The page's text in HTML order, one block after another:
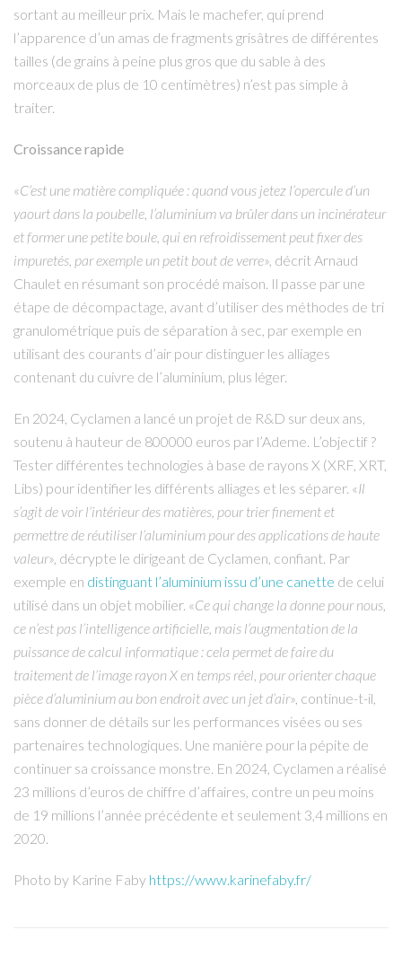
sortant au meilleur prix. Mais le machefer, qui prend
l’apparence d’un amas de fragments grisâtres de différentes
tailles (de grains à peine plus gros que du sable à des
morceaux de plus de 10 centimètres) n’est pas simple à
traiter.
Croissance rapide
«C’est une matière compliquée : quand vous jetez l’opercule d’un
yaourt dans la poubelle, l’aluminium va brûler dans un incinérateur
et former une petite boule, qui en refroidissement peut fixer des
impuretés, par exemple un petit bout de verre», décrit Arnaud
Chaulet en résumant son procédé maison. Il passe par une
étape de décompactage, avant d’utiliser des méthodes de tri
granulométrique puis de séparation à sec, par exemple en
utilisant des courants d’air pour distinguer les alliages
contenant du cuivre de l’aluminium, plus léger.
En 2024, Cyclamen a lancé un projet de R&D sur deux ans,
soutenu à hauteur de 800000 euros par l’Ademe. L’objectif ?
Tester différentes technologies à base de rayons X (XRF, XRT,
Libs) pour identifier les différents alliages et les séparer. «Il
s’agit de voir l’intérieur des matières, pour trier finement et
permettre de réutiliser l’aluminium pour des applications de haute
valeur», décrypte le dirigeant de Cyclamen, confiant. Par
exemple en distinguant l’aluminium issu d’une canette de celui
utilisé dans un objet mobilier. «Ce qui change la donne pour nous,
ce n’est pas l’intelligence artificielle, mais l’augmentation de la
puissance de calcul informatique : cela permet de faire du
traitement de l’image rayon X en temps réel, pour orienter chaque
pièce d’aluminium au bon endroit avec un jet d’air», continue-t-il,
sans donner de détails sur les performances visées ou ses
partenaires technologiques. Une manière pour la pépite de
continuer sa croissance monstre. En 2024, Cyclamen a réalisé
23 millions d’euros de chiffre d’affaires, contre un peu moins
de 19 millions l’année précédente et seulement 3,4 millions en
2020.
Photo by Karine Faby https://www.karinefaby.fr/